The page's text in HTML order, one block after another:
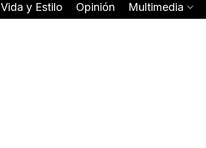
Vida y Estilo Opinión Multimedia